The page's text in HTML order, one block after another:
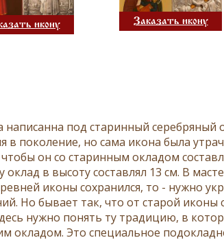
икону Заказать икону
написанна под старинный серебряный
в поколение, но сама икона была
чтобы он со старинным окладом
оклад в высоту составлял 13 см. В
иконы сохранился, то - нужно
Но бывает так, что от старой иконы
нужно понять ту традицию, в
окладом. Это специальное